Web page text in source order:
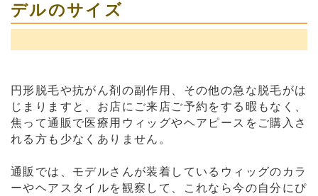
デルのサイズ
円形脱毛や抗がん剤の副作用、その他の急な脱毛がは
じまりますと、お店にご来店ご予約をする暇もなく、
焦って通販で医療用ウィッグやヘアピースをご購入さ
れる方も少なくありません。
通販では、モデルさんが装着しているウィッグのカラ
ーやヘアスタイルを観察して、これなら今の自分にぴ